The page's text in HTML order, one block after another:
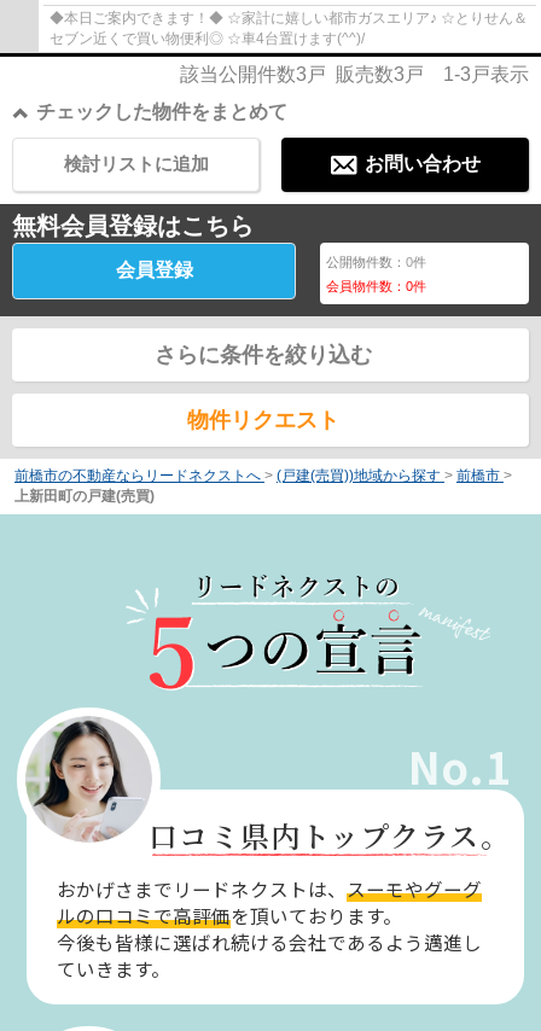
◆本日ご案内できます！◆ ☆家計に嬉しい都市ガスエリア♪ ☆とりせん＆
セブン近くで買い物便利◎ ☆車4台置けます(^^)/
該当公開件数3 戸 販売数3 戸 1-3 戸表示
チェックした物件をまとめて
お問い合わせ
検討リストに追加
無料会員登録はこちら
会員登録 公開物件数：0件
会員物件数：0件
さらに条件を絞り込む
物件リクエスト
前橋市の不動産ならリードネクストへ > (戸建(売買))地域から探す > 前橋市 >
上新田町の戸建(売買)
No.1
口コミ県内トップクラス。
おかげさまでリードネクストは、スーモやグーグ
ルの口コミで高評価を頂いております。
今後も皆様に選ばれ続ける会社であるよう邁進し
ていきます。